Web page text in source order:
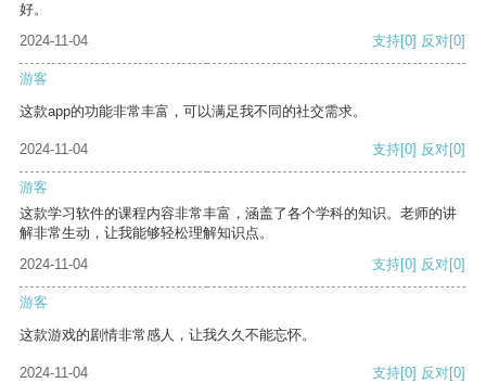
好。
2024-11-04
支持[0] 反对[0]
游客
这款app的功能非常丰富，可以满足我不同的社交需求。
2024-11-04 支持[0] 反对[0]
游客
这款学习软件的课程内容非常丰富，涵盖了各个学科的知识。老师的讲
解非常生动，让我能够轻松理解知识点。
2024-11-04
支持[0] 反对[0]
游客
这款游戏的剧情非常感人，让我久久不能忘怀。
2024-11-04 支持[0] 反对[0]